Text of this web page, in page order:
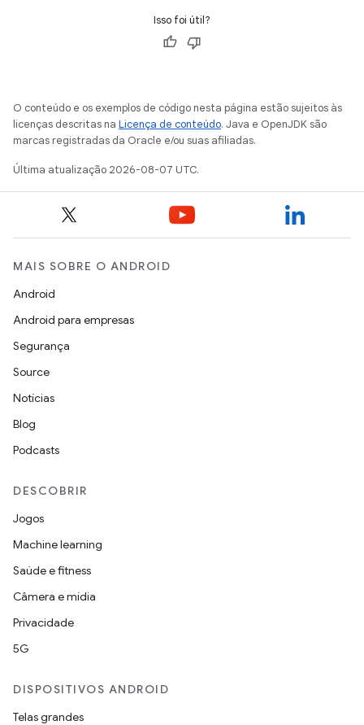
Isso foi útil?
O conteúdo e os exemplos de código nesta página estão sujeitos às
licenças descritas na Licença de conteúdo. Java e OpenJDK são
marcas registradas da Oracle e/ou suas afiliadas.
Última atualização 2026-08-07 UTC.
MAIS SOBRE O ANDROID
Android
Android para empresas
Segurança
Source
Notícias
Blog
Podcasts
DESCOBRIR
Jogos
Machine learning
Saúde e fitness
Câmera e mídia
Privacidade
5G
DISPOSITIVOS ANDROID
Telas grandes